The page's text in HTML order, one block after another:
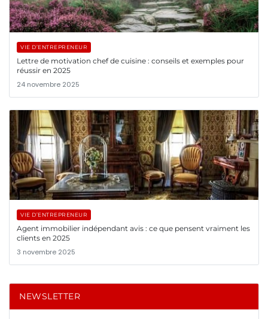
VIE D’ENTREPRENEUR
Lettre de motivation chef de cuisine : conseils et exemples pour
réussir en 2025
24 novembre 2025
VIE D’ENTREPRENEUR
Agent immobilier indépendant avis : ce que pensent vraiment les
clients en 2025
3 novembre 2025
NEWSLETTER